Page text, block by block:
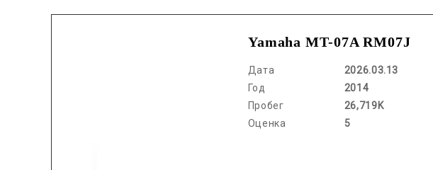
Yamaha MT-07A RM07J
Дата
2026.03.13
Год
2014
Пробег
26,719K
Оценка
5